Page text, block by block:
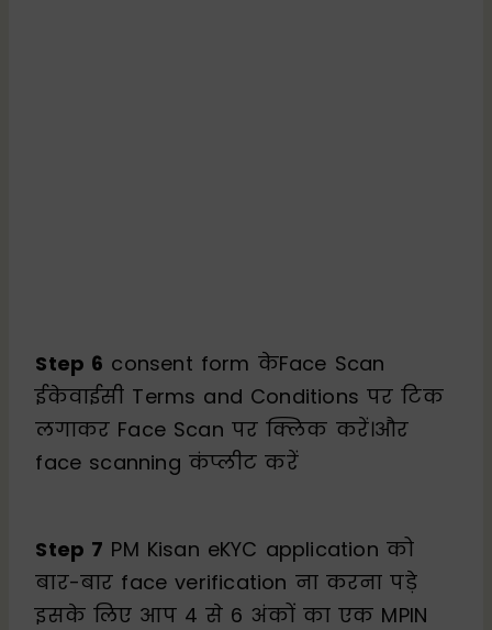
Step 6 consent form केFace Scan
ईकेवाईसी Terms and Conditions पर टिक
लगाकर Face Scan पर क्लिक करें।और
face scanning कंप्लीट करें
Step 7 PM Kisan eKYC application को
बार-बार face verification ना करना पड़े
इसके लिए आप 4 से 6 अंकों का एक MPIN